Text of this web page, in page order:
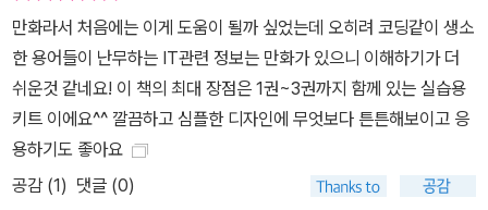
만화라서 처음에는 이게 도움이 될까 싶었는데 오히려 코딩같이 생소
한 용어들이 난무하는 IT관련 정보는 만화가 있으니 이해하기가 더
쉬운것 같네요! 이 책의 최대 장점은 1권~3권까지 함께 있는 실습용
키트 이에요^^ 깔끔하고 심플한 디자인에 무엇보다 튼튼해보이고 응
용하기도 좋아요
공감 (1) 댓글 (0)